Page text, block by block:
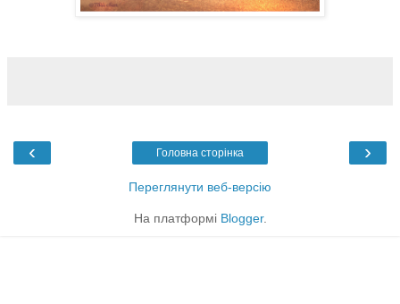
‹ ›
Головна сторінка
Переглянути веб-версію
На платформі Blogger.